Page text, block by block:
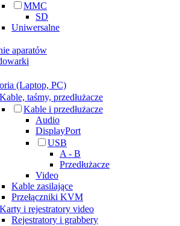
MMC
SD
Uniwersalne
aparatów
(Laptop, PC)
Kable, taśmy, przedłużacze
Kable i przedłużacze
Audio
DisplayPort
USB
A - B
Przedłużacze
Video
Kable zasilające
Przełączniki KVM
Karty i rejestratory video
Rejestratory i grabbery